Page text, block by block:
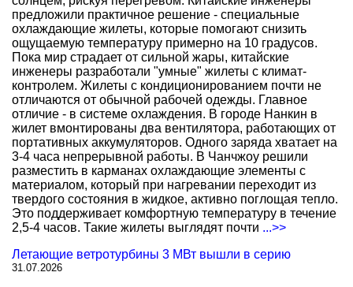
предложили практичное решение - специальные
охлаждающие жилеты, которые помогают снизить
ощущаемую температуру примерно на 10 градусов.
Пока мир страдает от сильной жары, китайские
инженеры разработали "умные" жилеты с климат-
контролем. Жилеты с кондиционированием почти не
отличаются от обычной рабочей одежды. Главное
отличие - в системе охлаждения. В городе Нанкин в
жилет вмонтированы два вентилятора, работающих от
портативных аккумуляторов. Одного заряда хватает на
3-4 часа непрерывной работы. В Чанчжоу решили
разместить в карманах охлаждающие элементы с
материалом, который при нагревании переходит из
твердого состояния в жидкое, активно поглощая тепло.
Это поддерживает комфортную температуру в течение
2,5-4 часов. Такие жилеты выглядят почти ...>>
Летающие ветротурбины 3 МВт вышли в серию
31.07.2026